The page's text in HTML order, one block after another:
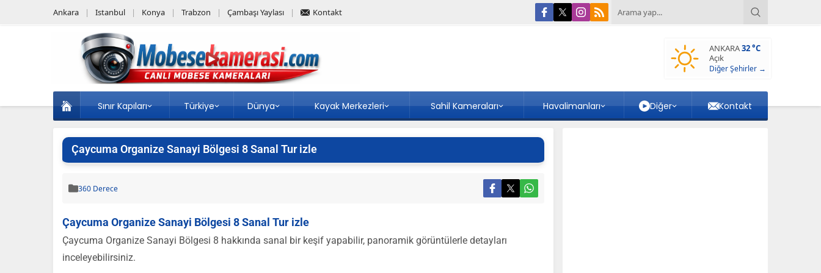
Ankara Istanbul Konya Trabzon Çambaşı Yaylası Kontakt
ANKARA32 °C
Açık
Diğer Şehirler →
Sınır Kapıları Türkiye Dünya Kayak Merkezleri Sahil Kameraları Havalimanları Diğer Kontakt
Çaycuma Organize Sanayi Bölgesi 8 Sanal Tur izle
360 Derece
Çaycuma Organize Sanayi Bölgesi 8 Sanal Tur izle
Çaycuma Organize Sanayi Bölgesi 8 hakkında sanal bir keşif yapabilir, panoramik görüntülerle detayları
inceleyebilirsiniz.